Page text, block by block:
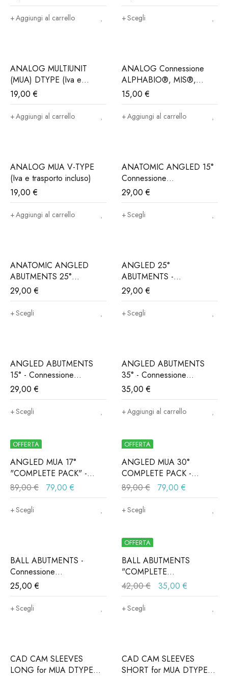
Aggiungi al carrello Scegli
ANALOG MULTIUNIT
(MUA) DTYPE (Iva e
Trasporto incluso)
19,00€
Aggiungi al carrello
ANALOG Connessione
ALPHABIO®, MIS®,
NORIS®..(Iva e trasporto
incluso)
15,00€
Aggiungi al carrello
ANALOG MUA V-TYPE
(Iva e trasporto incluso)
19,00€
Aggiungi al carrello
ANATOMIC ANGLED 15°
Connessione
ALPHABIO®, MIS®,
NORIS®..(Iva e trasporto
incluso)
29,00€
Scegli
ANATOMIC ANGLED
ABUTMENTS 25°
Connessione
ALPHABIO®, MIS®,
NORIS®..(Iva e trasporto
29,00€
Scegli
ANGLED 25°
ABUTMENTS -
Connessione
ALPHABIO®, MIS®,
NORIS®..(Iva e trasporto
29,00€
Scegli
ANGLED ABUTMENTS
15° - Connessione
ALPHABIO®, MIS®,
NORIS®..(Iva e trasporto
incluso)
29,00€
Scegli
ANGLED ABUTMENTS
35° - Connessione
ALPHABIO®, MIS®,
NORIS®..(Iva e trasporto
incluso)
35,00€
Aggiungi al carrello
OFFERTA
ANGLED MUA 17°
"COMPLETE PACK" -
Connessione
ALPHABIO®, MIS®,
NORIS®..(Iva e trasporto
89,00€ 79,00 €
Scegli
OFFERTA
ANGLED MUA 30°
COMPLETE PACK -
Connessione
ALPHABIO®, MIS®,
NORIS®..(Iva e trasporto
89,00€ 79,00 €
Scegli
BALL ABUTMENTS -
Connessione
ALPHABIO®, MIS®,
NORIS®..(Iva e trasporto
incluso)
25,00€
Scegli
OFFERTA
BALL ABUTMENTS
"COMPLETE
PACK"Connessione
ALPHABIO®, MIS®,
NORIS®..(Iva e trasporto
42,00€ 35,00 €
Scegli
CAD CAM SLEEVES
LONG for MUA DTYPE
CAD CAM SLEEVES
SHORT for MUA DTYPE